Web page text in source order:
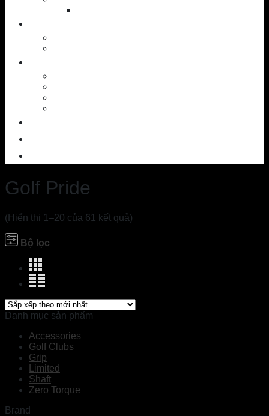
Golf Pride
(Hiển thị 1–20 của 61 kết quả)
Bộ lọc
Danh mục sản phẩm
Accessories
Golf Clubs
Grip
Limited
Shaft
Zero Torque
Brand